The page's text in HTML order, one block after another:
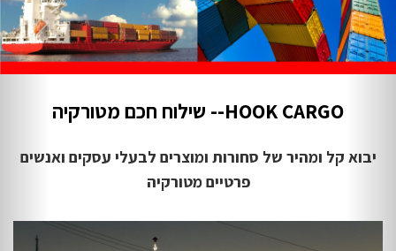
HOOK CARGO-- שילוח חכם מטורקיה
יבוא קל ומהיר של סחורות ומוצרים לבעלי עסקים ואנשים
פרטיים מטורקיה